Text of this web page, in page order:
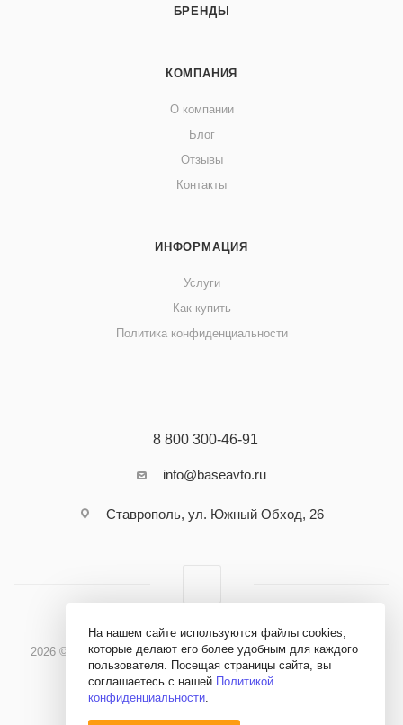
БРЕНДЫ
КОМПАНИЯ
О компании
Блог
Отзывы
Контакты
ИНФОРМАЦИЯ
Услуги
Как купить
Политика конфиденциальности
8 800 300-46-91
info@baseavto.ru
Ставрополь, ул. Южный Обход, 26
2026 © Бэйс Авто - Материалы и оборудование для кузовного
ремонта
На нашем сайте используются файлы cookies,
которые делают его более удобным для каждого
пользователя. Посещая страницы сайта, вы
соглашаетесь с нашей Политикой
конфиденциальности.